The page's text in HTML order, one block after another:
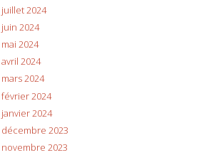
juillet 2024
juin 2024
mai 2024
avril 2024
mars 2024
février 2024
janvier 2024
décembre 2023
novembre 2023